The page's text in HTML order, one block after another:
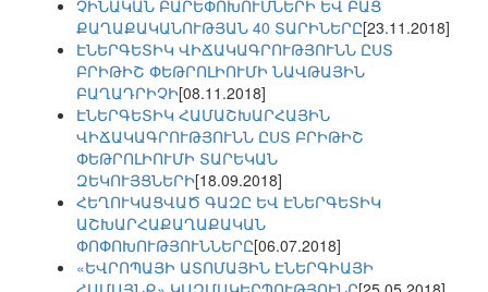
ՉԻՆԱԿԱՆ ԲԱՐԵՓՈԽՈՒՄՆԵՐԻ ԵՎ ԲԱՑ
ՔԱՂԱՔԱԿԱՆՈՒԹՅԱՆ 40 ՏԱՐԻՆԵՐԸ[23.11.2018]
ԷՆԵՐԳԵՏԻԿ ՎԻՃԱԿԱԳՐՈՒԹՅՈՒՆՆ ԸՍՏ
ԲՐԻԹԻՇ ՓԵԹՐՈԼԻՈՒՄԻ ՆԱՎԹԱՅԻՆ
ԲԱՂԱԴՐԻՉԻ[08.11.2018]
ԷՆԵՐԳԵՏԻԿ ՀԱՄԱՇԽԱՐՀԱՅԻՆ
ՎԻՃԱԿԱԳՐՈՒԹՅՈՒՆՆ ԸՍՏ ԲՐԻԹԻՇ
ՓԵԹՐՈԼԻՈՒՄԻ ՏԱՐԵԿԱՆ
ԶԵԿՈՒՅՑՆԵՐԻ[18.09.2018]
ՀԵՂՈՒԿԱՑՎԱԾ ԳԱԶԸ ԵՎ ԷՆԵՐԳԵՏԻԿ
ԱՇԽԱՐՀԱՔԱՂԱՔԱԿԱՆ
ՓՈՓՈԽՈՒԹՅՈՒՆՆԵՐԸ[06.07.2018]
«ԵՎՐՈՊԱՅԻ ԱՏՈՄԱՅԻՆ ԷՆԵՐԳԻԱՅԻ